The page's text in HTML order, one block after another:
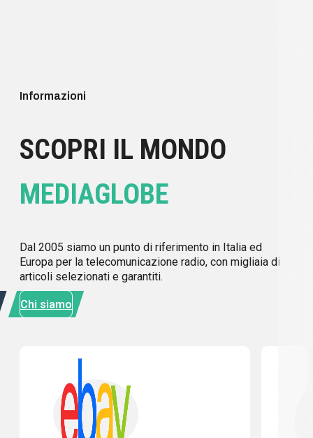
Informazioni
SCOPRI IL MONDO
MEDIAGLOBE
Dal 2005 siamo un punto di riferimento in Italia ed
Europa per la telecomunicazione radio, con migliaia di
articoli selezionati e garantiti.
Chi siamo